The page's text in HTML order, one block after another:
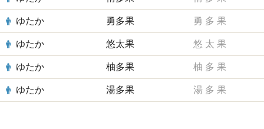
ゆたか 勇多果 勇 多 果
ゆたか 悠太果 悠 太 果
ゆたか 柚多果 柚 多 果
ゆたか 湯多果 湯 多 果